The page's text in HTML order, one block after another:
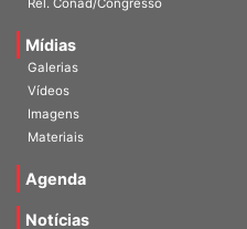
Galerias
Vídeos
Imagens
Materiais